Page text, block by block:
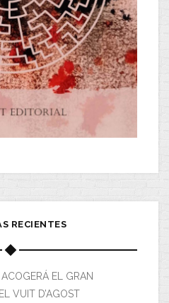
RECIENTES
EL GRAN
VUIT D’AGOST